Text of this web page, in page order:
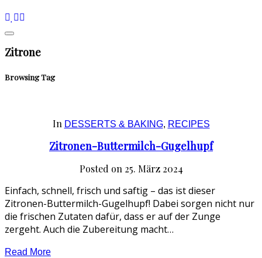
Zitrone
Browsing Tag
In DESSERTS & BAKING, RECIPES
Zitronen-Buttermilch-Gugelhupf
Posted on 25. März 2024
Einfach, schnell, frisch und saftig – das ist dieser
Zitronen-Buttermilch-Gugelhupf! Dabei sorgen nicht nur
die frischen Zutaten dafür, dass er auf der Zunge
zergeht. Auch die Zubereitung macht…
Read More